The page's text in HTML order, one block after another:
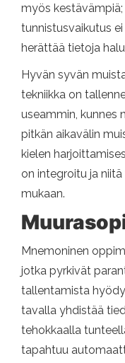
myös
tunnistusvaikutus
herättää tietoja
Hyvän syvän
tekniikka on
useammin, kunnes
pitkän aikavälin
kielen
on integroitu ja
mukaan.
Mnemoninen
jotka pyrkivät
tallentamista
tavalla yhdistää
tehokkaalla
tapahtuu